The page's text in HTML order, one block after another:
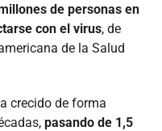
de personas en
con el virus, de
de la Salud
crecido de forma
pasando de 1,5